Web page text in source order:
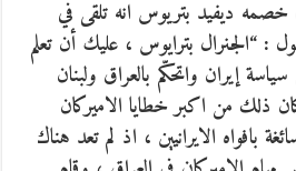
ديفيد بتريوس انه تلقى في
منه تقول : “الجنرال بترايوس ، عليك أن تعلم
إيران واتحكّم بالعراق ولبنان
ذلك من اكبر خطايا الاميركان
بافواه الايرانيين ، اذ لم تعد هناك